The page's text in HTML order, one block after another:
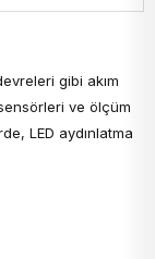
gibi akım
ve ölçüm
LED aydınlatma